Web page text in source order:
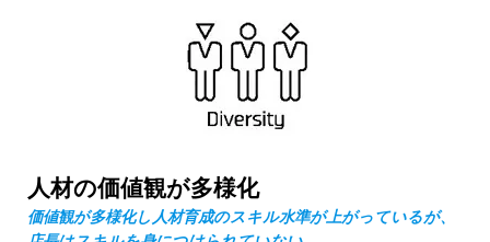
人材の価値観が多様化
価値観が多様化し人材育成のスキル水準が上がっているが、